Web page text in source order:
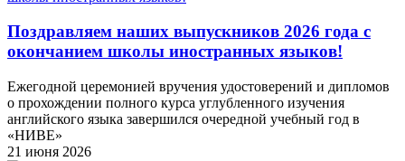
Поздравляем наших выпускников 2026 года c
окончанием школы иностранных языков!
Ежегодной церемонией вручения удостоверений и дипломов
о прохождении полного курса углубленного изучения
английского языка завершился очередной учебный год в
«НИВЕ»
21 июня 2026